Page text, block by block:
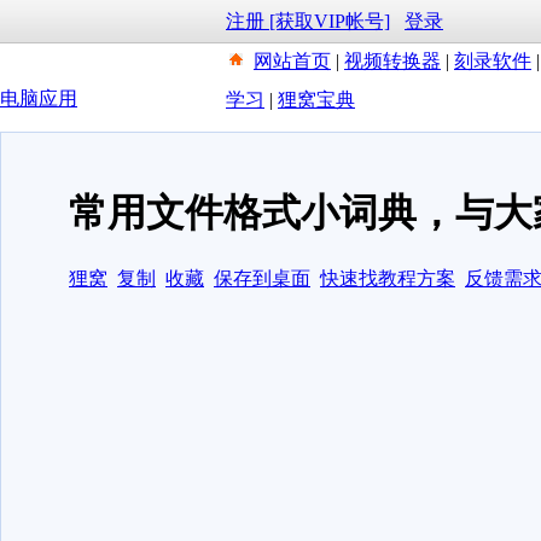
注册 [获取VIP帐号]
登录
网站首页 | 视频转换器 | 刻录软件
学习 | 狸窝宝典
电脑应用
常用文件格式小词典，与
狸窝 复制 收藏 保存到桌面 快速找教程方案 反馈需求